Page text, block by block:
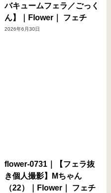
バキュームフェラ／ごっく
ん】｜Flower｜ フェチ
2026年6月30日
flower-0731｜【フェラ抜
き個人撮影】Mちゃん
（22）｜Flower｜ フェチ